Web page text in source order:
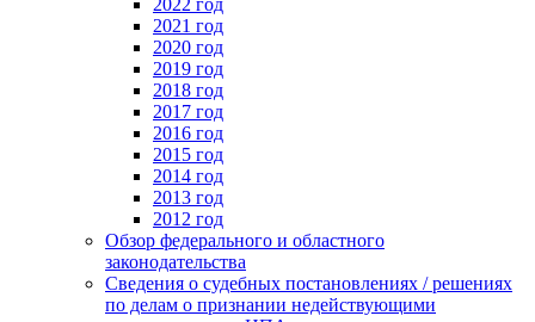
2021 год
2020 год
2019 год
2018 год
2017 год
2016 год
2015 год
2014 год
2013 год
2012 год
Обзор федерального и областного
законодательства
Сведения о судебных постановлениях / решениях
по делам о признании недействующими